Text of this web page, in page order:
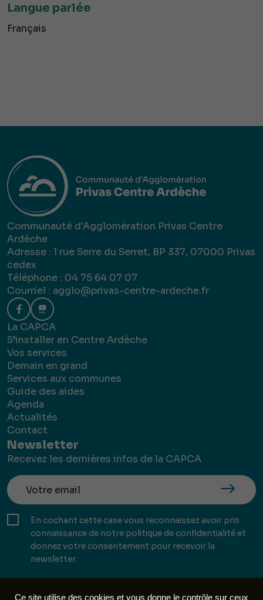
Langue parlée
Français
Communauté d'Agglomération Privas Centre
Ardèche
Adresse : 1 rue Serre du Serret, BP 337, 07000 Privas
cedex
Téléphone : 04 75 64 07 07
Courriel : agglo@privas-centre-ardeche.fr
La CAPCA
S’installer en Centre Ardèche
Vos services
Demain en grand
Services aux communes
Guide des aides
Agenda
Actualités
Contact
Newsletter
Recevez les dernières infos de la CAPCA
En cochant cette case vous reconnaissez avoir pris
connaissance de notre politique de confidentialité et
donnez votre consentement pour recevoir la
newsletter.
Ce site utilise des cookies et vous donne le contrôle sur ceux